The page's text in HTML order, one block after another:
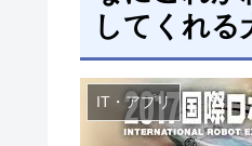
してくれる
IT・アプリ